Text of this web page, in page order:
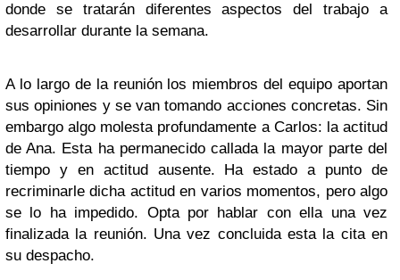
donde se tratarán diferentes aspectos del trabajo a
desarrollar durante la semana.
A lo largo de la reunión los miembros del equipo aportan
sus opiniones y se van tomando acciones concretas. Sin
embargo algo molesta profundamente a Carlos: la actitud
de Ana. Esta ha permanecido callada la mayor parte del
tiempo y en actitud ausente. Ha estado a punto de
recriminarle dicha actitud en varios momentos, pero algo
se lo ha impedido. Opta por hablar con ella una vez
finalizada la reunión. Una vez concluida esta la cita en
su despacho.